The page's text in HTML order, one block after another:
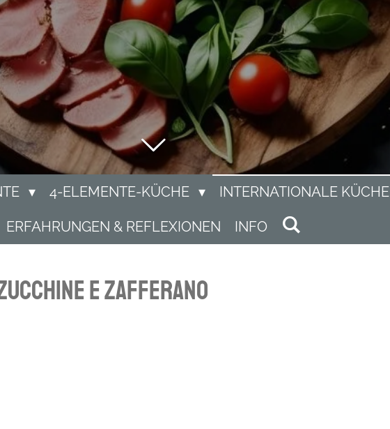
4-ELEMENTE-KÜCHE INTERNATIONALE KÜCHE
ERFAHRUNGEN & REFLEXIONEN INFO
e zafferano